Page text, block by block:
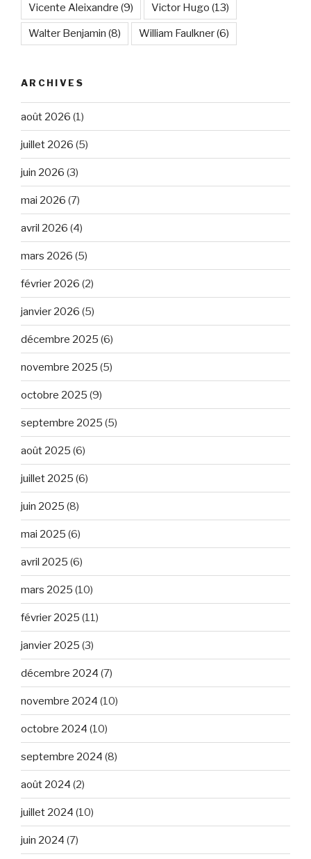
Vicente Aleixandre (9) Victor Hugo (13)
Walter Benjamin (8) William Faulkner(6)
ARCHIVES
août 2026 (1)
juillet 2026 (5)
juin 2026 (3)
mai 2026 (7)
avril 2026 (4)
mars 2026 (5)
février 2026 (2)
janvier 2026 (5)
décembre 2025 (6)
novembre 2025 (5)
octobre 2025 (9)
septembre 2025 (5)
août 2025 (6)
juillet 2025 (6)
juin 2025 (8)
mai 2025 (6)
avril 2025 (6)
mars 2025 (10)
février 2025 (11)
janvier 2025 (3)
décembre 2024 (7)
novembre 2024 (10)
octobre 2024 (10)
septembre 2024 (8)
août 2024 (2)
juillet 2024 (10)
juin 2024 (7)